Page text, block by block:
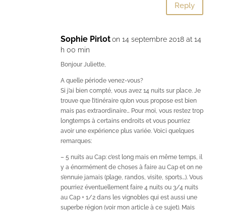
Reply
Sophie Pirlot on 14 septembre 2018 at 14
h 00 min
Bonjour Juliette,
A quelle période venez-vous?
Si j’ai bien compté, vous avez 14 nuits sur place. Je
trouve que l’itinéraire qu’on vous propose est bien
mais pas extraordinaire… Pour moi, vous restez trop
longtemps à certains endroits et vous pourriez
avoir une expérience plus variée. Voici quelques
remarques:
– 5 nuits au Cap: c’est long mais en même temps, il
y a énormément de choses à faire au Cap et on ne
s’ennuie jamais (plage, randos, visite, sports…). Vous
pourriez éventuellement faire 4 nuits ou 3/4 nuits
au Cap + 1/2 dans les vignobles qui est aussi une
superbe région (voir mon article à ce sujet). Mais